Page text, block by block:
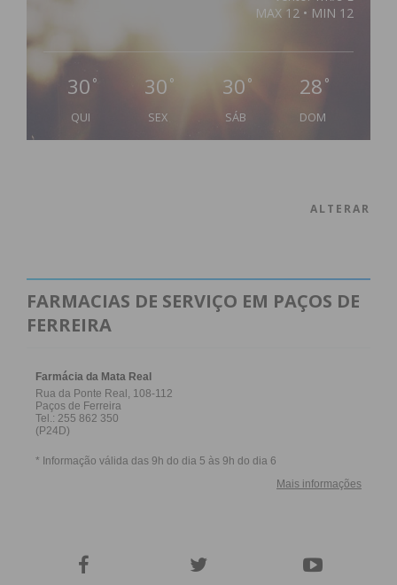
MAX 12 • MIN 12
30 °
QUI
30 °
SEX
30 °
SÁB
28 °
DOM
ALTERAR
FARMACIAS DE SERVIÇO EM PAÇOS DE
FERREIRA